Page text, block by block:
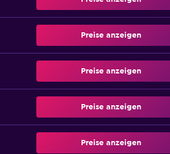
Preise anzeigen
Preise anzeigen
Preise anzeigen
Preise anzeigen